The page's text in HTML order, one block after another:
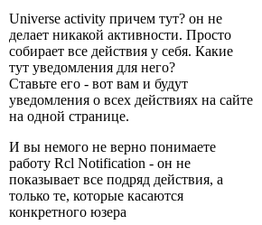
Universe activity причем тут? он не
делает никакой активности. Просто
собирает все действия у себя. Какие
тут уведомления для него?
Ставьте его - вот вам и будут
уведомления о всех действиях на сайте
на одной странице.
И вы немого не верно понимаете
работу Rcl Notification - он не
показывает все подряд действия, а
только те, которые касаются
конкретного юзера